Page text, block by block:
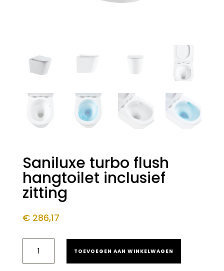
Saniluxe turbo flush
hangtoilet inclusief
zitting
€286,17
TURBO
FLUSH
TOEVOEGEN AAN WINKELWAGEN